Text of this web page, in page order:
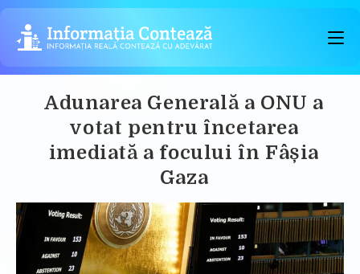
Skip
content
Adunarea Generală a ONU a
votat pentru încetarea
imediată a focului în Fâșia
Gaza